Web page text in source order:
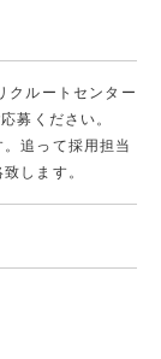
クルートセンター
募ください。
追って採用担当
します。